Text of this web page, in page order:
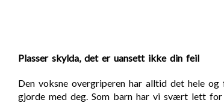
Plasser skylda, det er uansett ikke din feil
Den voksne overgriperen har alltid det hele
gjorde med deg. Som barn har vi svært lett